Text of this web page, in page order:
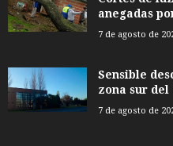
anegadas
7 de agosto de
Sensible
zona sur del
7 de agosto de